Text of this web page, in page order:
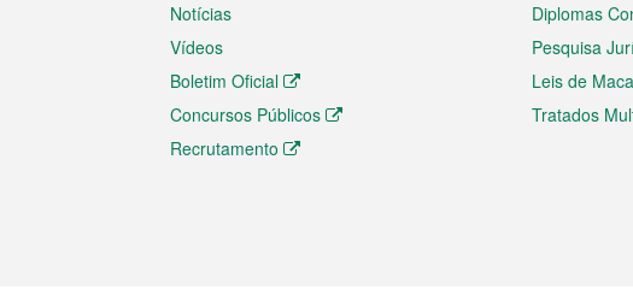
Notícias
Vídeos
Boletim Oficial
Concursos Públicos
Recrutamento
Diplomas
Pesquisa
Leis de
Tratados